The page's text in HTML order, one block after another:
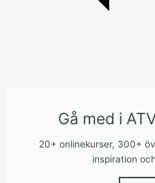
Gå med i
20+ onlinekurser, 300+
inspiration